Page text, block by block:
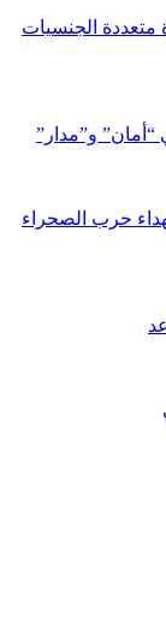
متعددة الجنسيات
“أمان” و”مدار”
حرب الصحراء